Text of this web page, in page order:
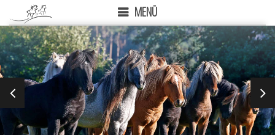
MENÜ
PREVIOUS